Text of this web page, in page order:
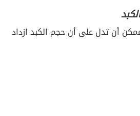
أن تدل على أن حجم الكبد ازداد